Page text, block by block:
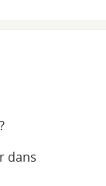
dans